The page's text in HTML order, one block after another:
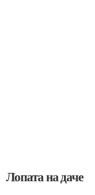
Лопата на даче